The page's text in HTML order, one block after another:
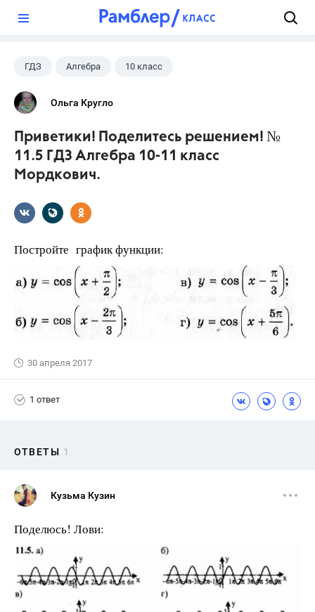
ГДЗ Алгебра 10 класс
11 класс
Ольга Кругло
Приветики! Поделитесь решением! №
11.5 ГДЗ Алгебра 10-11 класс
Мордкович.
Постройте график функции:
30 апреля 2017
1 ответ
ОТВЕТЫ 1
Кузьма Кузин
Поделюсь! Лови: